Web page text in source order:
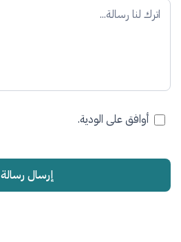
أوافق على الودية.
إرسال رسالة